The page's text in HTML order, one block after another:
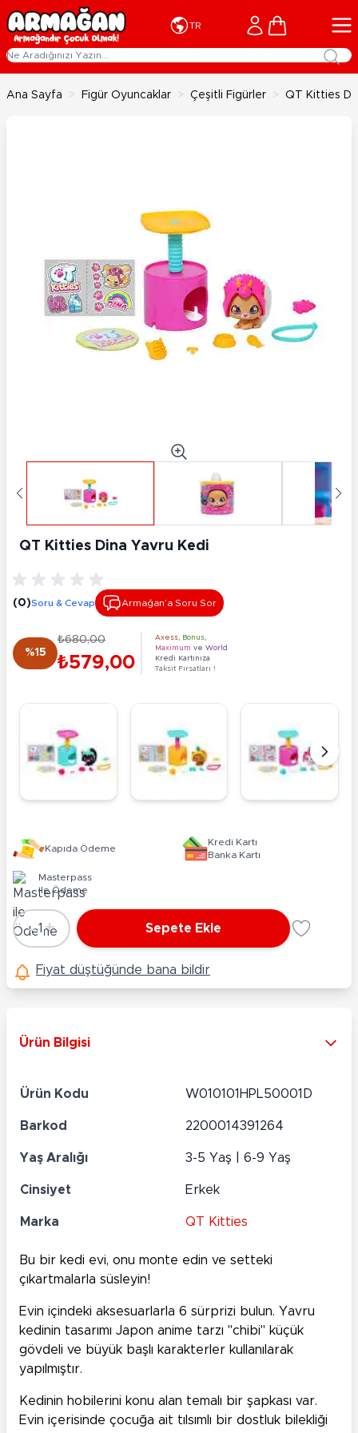
İçeriğe geç
TR Cart
Ana Sayfa > Figür Oyuncaklar > Çeşitli Figürler > QT Kitties
QT Kitties Dina Yavru Kedi
(0)Soru & Cevap Armağan’a Soru Sor
%15
₺680,00
₺579,00
Axess Bonus
Maximum ve World
Kredi Kartınıza
Taksit Fırsatları !
Kapıda Ödeme
Kredi Kartı
Banka Kartı
Masterpass
ile Ödeme
Adet
-1 + Sepete Ekle
Fiyat düştüğünde bana bildir
Ürün Bilgisi
Ürün Kodu W010101HPL50001D
Barkod 2200014391264
Yaş Aralığı 3-5 Yaş | 6-9 Yaş
Cinsiyet Erkek
Marka QT Kitties
Bu bir kedi evi, onu monte edin ve setteki
çıkartmalarla süsleyin!
Evin içindeki aksesuarlarla 6 sürprizi bulun. Yavru
kedinin tasarımı Japon anime tarzı "chibi" küçük
gövdeli ve büyük başlı karakterler kullanılarak
yapılmıştır.
Kedinin hobilerini konu alan temalı bir şapkası var.
Evin içerisinde çocuğa ait tılsımlı bir dostluk bilekliği